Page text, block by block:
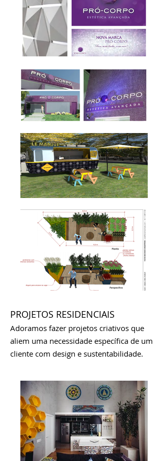
PROJETOS RESIDENCIAIS
Adoramos fazer projetos criativos que
aliem uma necessidade específica de um
cliente com design e sustentabilidade.